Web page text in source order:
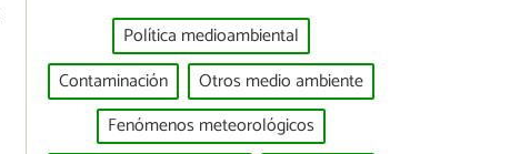
Política medioambiental
Contaminación
Otros medio ambiente
Fenómenos meteorológicos